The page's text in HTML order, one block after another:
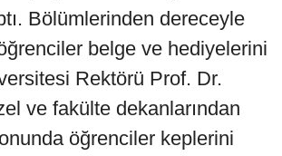
Bölümlerinden dereceyle
belge ve hediyelerini
Rektörü Prof. Dr.
ve fakülte dekanlarından
öğrenciler keplerini